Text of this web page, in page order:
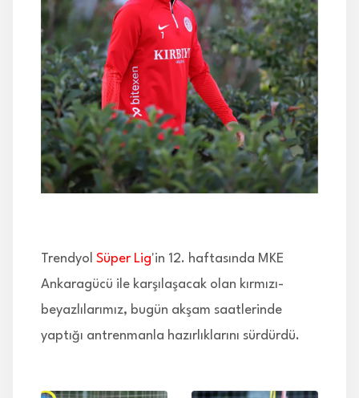
İLETİŞİM
Trendyol Süper Lig'in 12. haftasında MKE
Ankaragücü ile karşılaşacak olan kırmızı-
beyazlılarımız, bugün akşam saatlerinde
yaptığı antrenmanla hazırlıklarını sürdürdü.